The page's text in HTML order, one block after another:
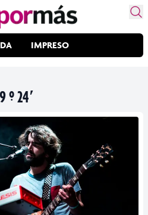
IMPRESO
º 24′